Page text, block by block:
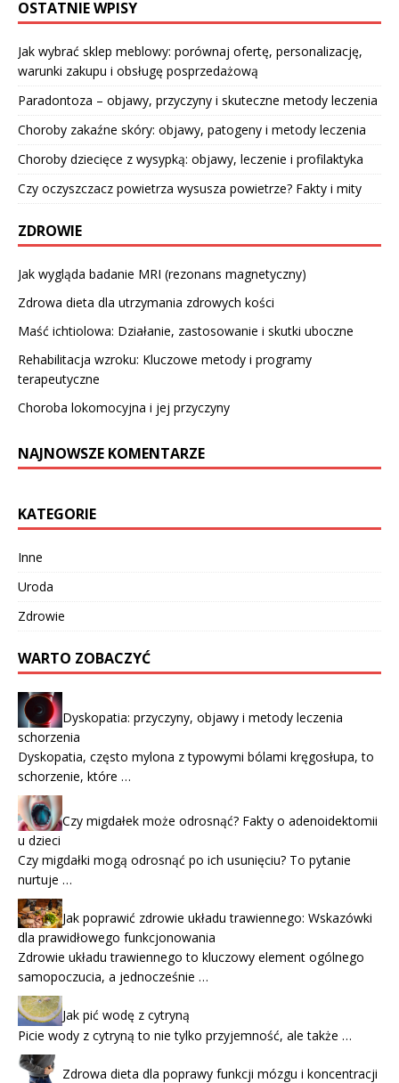
OSTATNIE WPISY
Jak wybrać sklep meblowy: porównaj ofertę, personalizację,
warunki zakupu i obsługę posprzedażową
Paradontoza – objawy, przyczyny i skuteczne metody leczenia
Choroby zakaźne skóry: objawy, patogeny i metody leczenia
Choroby dziecięce z wysypką: objawy, leczenie i profilaktyka
Czy oczyszczacz powietrza wysusza powietrze? Fakty i mity
ZDROWIE
Jak wygląda badanie MRI (rezonans magnetyczny)
Zdrowa dieta dla utrzymania zdrowych kości
Maść ichtiolowa: Działanie, zastosowanie i skutki uboczne
Rehabilitacja wzroku: Kluczowe metody i programy
terapeutyczne
Choroba lokomocyjna i jej przyczyny
NAJNOWSZE KOMENTARZE
KATEGORIE
Inne
Uroda
Zdrowie
WARTO ZOBACZYĆ
Dyskopatia: przyczyny, objawy i metody leczenia
schorzenia
Dyskopatia, często mylona z typowymi bólami kręgosłupa, to
schorzenie, które …
Czy migdałek może odrosnąć? Fakty o adenoidektomii
u dzieci
Czy migdałki mogą odrosnąć po ich usunięciu? To pytanie
nurtuje …
Jak poprawić zdrowie układu trawiennego: Wskazówki
dla prawidłowego funkcjonowania
Zdrowie układu trawiennego to kluczowy element ogólnego
samopoczucia, a jednocześnie …
Jak pić wodę z cytryną
Picie wody z cytryną to nie tylko przyjemność, ale także …
Zdrowa dieta dla poprawy funkcji mózgu i koncentracji